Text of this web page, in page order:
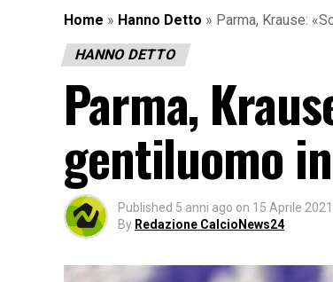
Home » Hanno Detto » Parma, Krause:
HANNO DETTO
Parma,
gentiluomo
Published 5 anni ago on 15 Aprile 2021
By Redazione CalcioNews24